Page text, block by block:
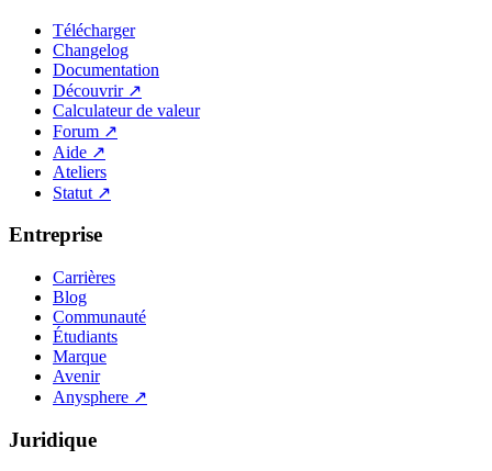
Télécharger
Changelog
Documentation
Découvrir↗
Calculateur de valeur
Forum ↗
Aide ↗
Ateliers
Statut ↗
Entreprise
Carrières
Blog
Communauté
Étudiants
Marque
Avenir
Anysphere ↗
Juridique